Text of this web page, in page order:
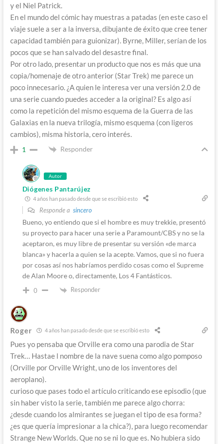
y el Niel Patrick.
En el mundo del cómic hay muestras a patadas (en este caso el
viaje suele a ser a la inversa, dibujante de éxito que cree tener
capacidad también para guionizar). Byrne, Miller, serían de los
pocos que se han salvado del desastre final.
Por otro lado, presentar un producto que nos es más que una
copia/homenaje de otro anterior (Star Trek) me parece un
poco innecesario. ¿A quien le interesa ver una versión 2.0 de
una serie cuando puedes acceder a la original? Es algo así
como la repetición del mismo esquema de la Guerra de las
Galaxias en la nueva trilogía, mismo esquema (con ligeros
cambios), misma historia, cero interés.
1 Responder
Autor
Diógenes Pantarújez
4 años han pasado desde que se escribió esto
Responde a sincero
Bueno, yo entiendo que si el hombre es muy trekkie, presentó
su proyecto para hacer una serie a Paramount/CBS y no se la
aceptaron, es muy libre de presentar su versión «de marca
blanca» y hacerla a quien se la acepte. Vamos, que si no fuera
por cosas así nos habríamos perdido cosas como el Supreme
de Alan Moore o, directamente, Los 4 Fantásticos.
0 Responder
Roger 4 años han pasado desde que se escribió esto
Pues yo pensaba que Orville era como una parodia de Star
Trek… Hastae l nombre de la nave suena como algo pomposo
(Orville por Orville Wright, uno de los inventores del
aeroplano).
curioso que pases todo el artículo criticando ese episodio (que
sin haber visto la serie, también me parece algo chorra:
¿desde cuando los almirantes se juegan el tipo de esa forma?
¿es que quería impresionar a la chica?), para luego recomendar
Strange New Worlds. Que no se ni lo que es. No hubiera sido